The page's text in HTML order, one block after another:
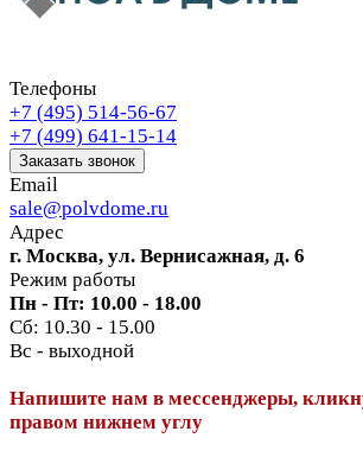
Телефоны
+7 (495) 514-56-67
+7 (499) 641-15-14
Заказать звонок
Email
sale@polvdome.ru
Адрес
г. Москва, ул. Вернисажная, д. 6
Режим работы
Пн - Пт: 10.00 - 18.00
Сб: 10.30 - 15.00
Вс - выходной
Напишите нам в мессенджеры,
правом нижнем углу